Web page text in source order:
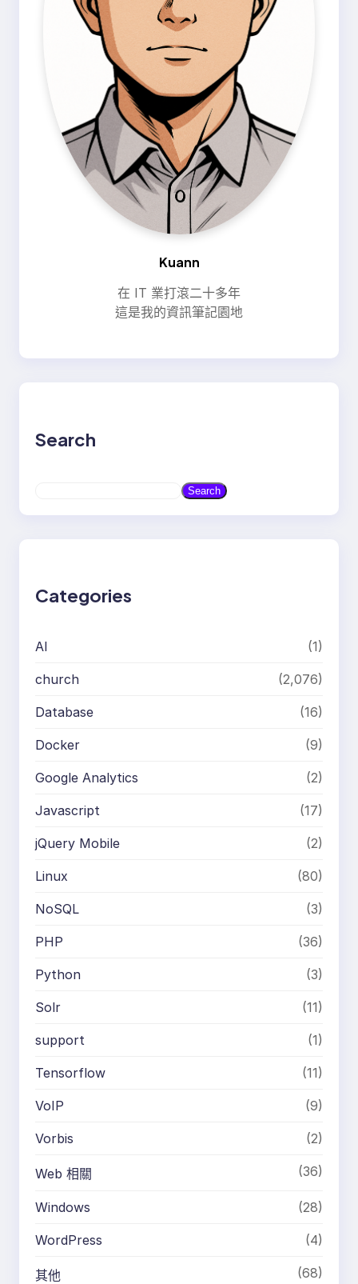
Kuann
在 IT 業打滾二十多年
這是我的資訊筆記園地
Search
Search
Categories
AI (1)
church (2,076)
Database (16)
Docker (9)
Google Analytics (2)
Javascript (17)
jQuery Mobile (2)
Linux (80)
NoSQL (3)
PHP (36)
Python (3)
Solr (11)
support (1)
Tensorflow (11)
VoIP (9)
Vorbis (2)
Web 相關 (36)
Windows (28)
WordPress (4)
其他 (68)